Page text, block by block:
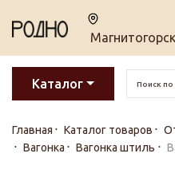
Магнитогорск
Каталог
Главная Каталог товаров
Вагонка
Вагонка штиль